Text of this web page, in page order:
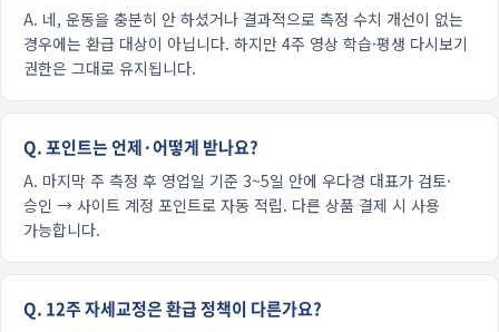
A. 네, 운동을 충분히 안 하셨거나 결과적으로 측정 수치 개선이 없는
경우에는 환급 대상이 아닙니다. 하지만 4주 영상 학습·평생 다시보기
권한은 그대로 유지됩니다.
Q. 포인트는 언제·어떻게 받나요?
A. 마지막 주 측정 후 영업일 기준 3~5일 안에 우다경 대표가 검토·
승인 → 사이트 계정 포인트로 자동 적립. 다른 상품 결제 시 사용
가능합니다.
Q. 12주 자세교정은 환급 정책이 다른가요?